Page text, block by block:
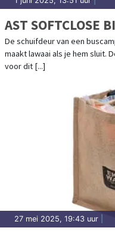
AST SOFTCLOSE
De schuifdeur van een
maakt lawaai als je hem sluit.
voor dit [...]
27 mei 2025, 19:43 uur